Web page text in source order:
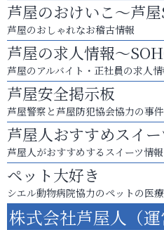
芦屋のおけいこ～芦
芦屋のおしゃれなお稽古情報
芦屋の求人情報～
芦屋のアルバイト・正社員の求人
芦屋安全掲示板
芦屋警察と芦屋防犯協会協力の事
芦屋人おすすめスイー
芦屋人がおすすめするスイーツ情報
ペット大好き
シエル動物病院協力のペットの医
株式会社芦屋人（運